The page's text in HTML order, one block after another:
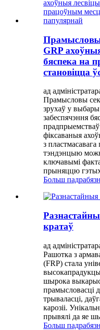
GRP
бяспека на
становіцца
ад
Прамысловы
зрухаў у
забеспячэння
фіксаваныя
з
тэндэнцыю
ключавымі
прыняццю
Больш
кратаў
ад
Рашотка з
(FRP) стала
шырока
прамысловасці
трываласці,
карозіі.
прывялі да яе
Больш